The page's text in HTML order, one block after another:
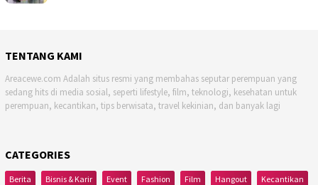
TENTANG KAMI
Areacewe.com Adalah situs resmi yang membahas seputar perempuan yang
sedang hits di media sosial, seperti lifestyle, film, teknologi, kesehatan untuk
perempuan, kecantikan, tips berwisata, travel kekinian, dan banyak lagi
CATEGORIES
Berita Bisnis & Karir Event Fashion Film Hangout Kecantikan